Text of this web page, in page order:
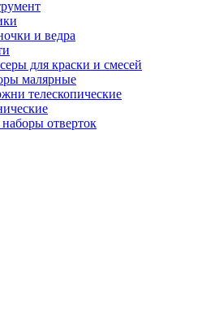
и ведра
для краски и смесей
малярные
телескопические
отверток